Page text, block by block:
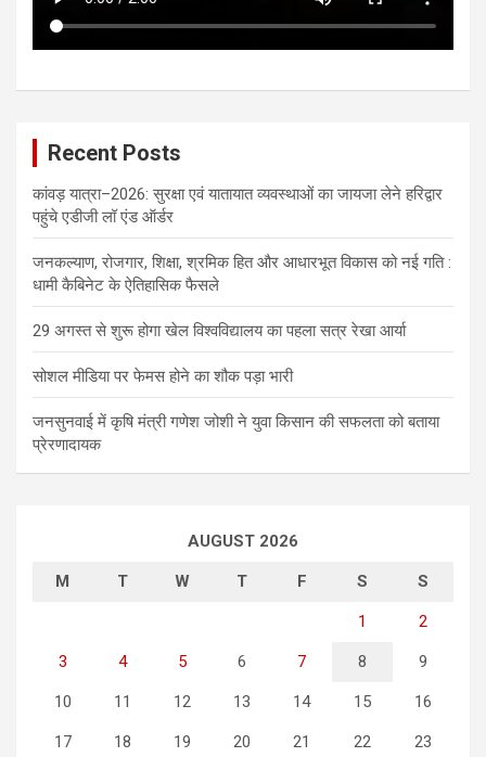
Recent Posts
कांवड़ यात्रा–2026: सुरक्षा एवं यातायात व्यवस्थाओं का जायजा लेने हरिद्वार
पहुंचे एडीजी लॉ एंड ऑर्डर
जनकल्याण, रोजगार, शिक्षा, श्रमिक हित और आधारभूत विकास को नई गति :
धामी कैबिनेट के ऐतिहासिक फैसले
29 अगस्त से शुरू होगा खेल विश्वविद्यालय का पहला सत्र रेखा आर्या
सोशल मीडिया पर फेमस होने का शौक पड़ा भारी
जनसुनवाई में कृषि मंत्री गणेश जोशी ने युवा किसान की सफलता को बताया
प्रेरणादायक
AUGUST 2026
M T W T F S S
1 2
3 4 5 6 7 8 9
10 11 12 13 14 15 16
17 18 19 20 21 22 23